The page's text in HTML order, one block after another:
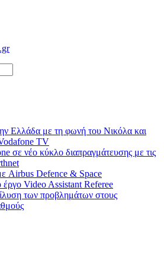
Ελλάδα με τη φωνή του Νικόλα και
TV
σε νέο κύκλο διαπραγμάτευσης με τις
Airbus Defence & Space
Video Assistant Referee
των προβλημάτων στους